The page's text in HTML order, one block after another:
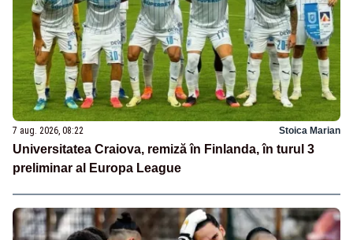
7 aug. 2026, 08:22 Stoica Marian
Universitatea Craiova, remiză în Finlanda, în turul 3
preliminar al Europa League